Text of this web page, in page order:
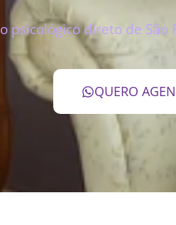
psicológico direto de São
QUERO